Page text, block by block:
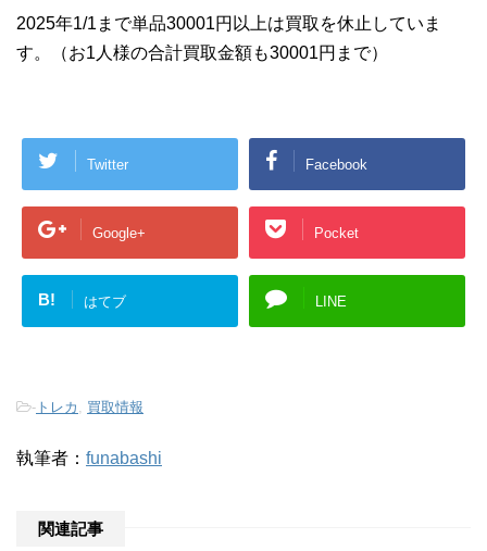
2025年1/1まで単品30001円以上は買取を休止していま
す。（お1人様の合計買取金額も30001円まで）
Twitter Facebook
Google+ Pocket
B! はてブ LINE
- トレカ , 買取情報
執筆者： funabashi
関連記事